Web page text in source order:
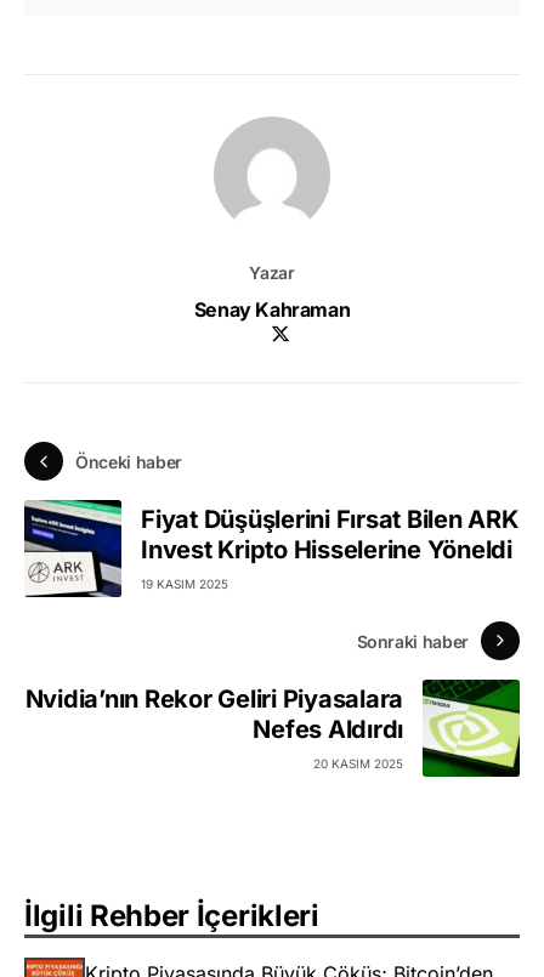
Yazar
Senay Kahraman
Önceki haber
Fiyat Düşüşlerini Fırsat Bilen ARK
Invest Kripto Hisselerine Yöneldi
19 KASIM 2025
Sonraki haber
Nvidia’nın Rekor Geliri Piyasalara
Nefes Aldırdı
20 KASIM 2025
İlgili Rehber İçerikleri